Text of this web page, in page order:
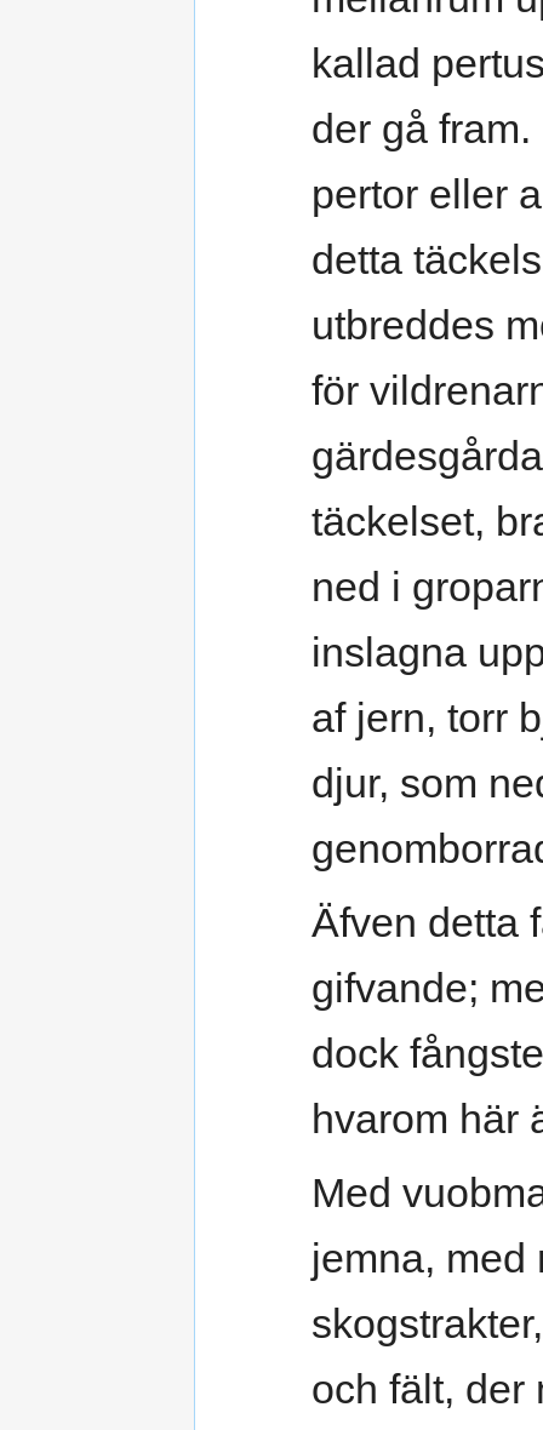
kallad
der gå
pertor eller
detta
utbreddes
för
täckelset,
ned i
inslagna
af jern, torr
djur, som
Äfven detta
gifvande;
dock
hvarom här
Med
jemna, med
och fält, der